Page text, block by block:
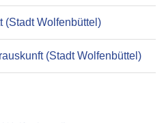
(Stadt Wolfenbüttel)
(Stadt Wolfenbüttel)